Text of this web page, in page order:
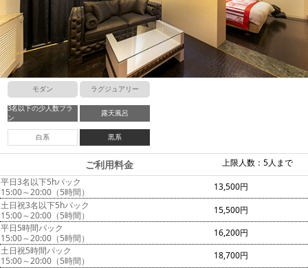
モダン ラグジュアリー
3名以下の少人数プラ
ン
露天風呂
白系 黒系
上限人数：5人まで
ご利用料金
平日3名以下5hパック
15:00～20:00（5時間）
13,500円
土日祝3名以下5hパック
15:00～20:00（5時間）
15,500円
平日5時間パック
15:00～20:00（5時間）
16,200円
土日祝5時間パック
15:00～20:00（5時間）
18,700円